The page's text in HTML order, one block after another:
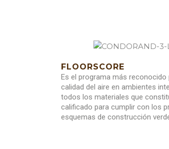
FLOORSCORE
Es el programa más reconocido
calidad del aire en ambientes
todos los materiales que
calificado para cumplir con los
esquemas de construcción